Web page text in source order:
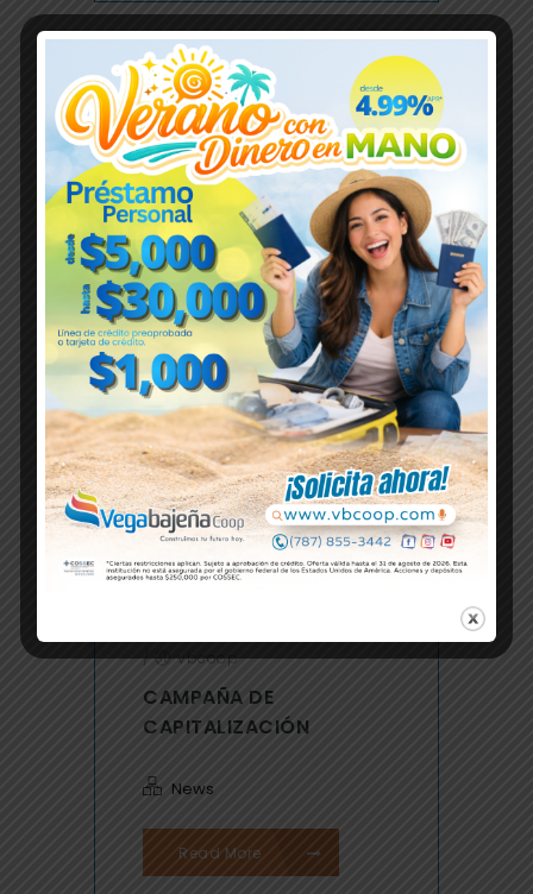
04
JUN / 0 Comments
/ vbcoop
FELICIDADES – GABRIEL
FIGUEROA QUIÑONES
News
Read More
13
/ vbcoop
CAMPAÑA DE
CAPITALIZACIÓN
News
Read More